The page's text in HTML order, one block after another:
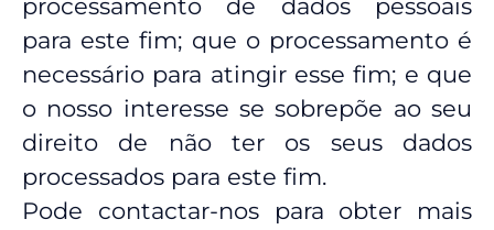
processamento de dados pessoais
para este fim; que o processamento é
necessário para atingir esse fim; e que
o nosso interesse se sobrepõe ao seu
direito de não ter os seus dados
processados para este fim.
Pode contactar-nos para obter mais